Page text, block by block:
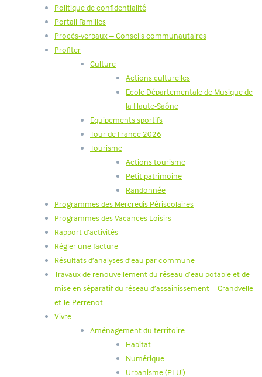
Politique de confidentialité
Portail Familles
Procès-verbaux – Conseils communautaires
Profiter
Culture
Actions culturelles
Ecole Départementale de Musique de
la Haute-Saône
Equipements sportifs
Tour de France 2026
Tourisme
Actions tourisme
Petit patrimoine
Randonnée
Programmes des Mercredis Périscolaires
Programmes des Vacances Loisirs
Rapport d’activités
Régler une facture
Résultats d’analyses d’eau par commune
Travaux de renouvellement du réseau d’eau potable et de
mise en séparatif du réseau d’assainissement – Grandvelle-
et-le-Perrenot
Vivre
Aménagement du territoire
Habitat
Numérique
Urbanisme (PLUi)